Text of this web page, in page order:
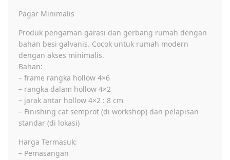
Pagar Minimalis
Produk pengaman garasi dan gerbang rumah dengan
bahan besi galvanis. Cocok untuk rumah modern
dengan akses minimalis.
Bahan:
– frame rangka hollow 4×6
– rangka dalam hollow 4×2
– jarak antar hollow 4×2 : 8 cm
– Finishing cat semprot (di workshop) dan pelapisan
standar (di lokasi)
Harga Termasuk:
– Pemasangan